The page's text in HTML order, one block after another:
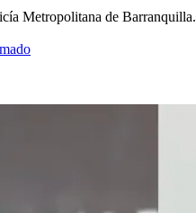
Metropolitana de Barranquilla.